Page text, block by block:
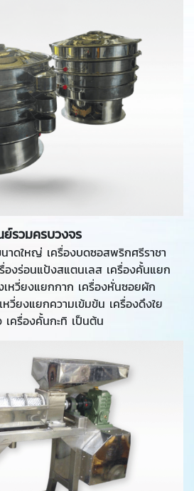
ย์รวมครบวงจร
าดใหญ่ เครื่องบดซอสพริกศรีราชา
องร่อนแป้งสแตนเลส เครื่องคั้นแยก
เหวี่ยงแยกกาก เครื่องหั่นซอยผัก
วี่ยงแยกความเข้มข้น เครื่องดึงใย
เครื่องคั้นกะทิ เป็นต้น